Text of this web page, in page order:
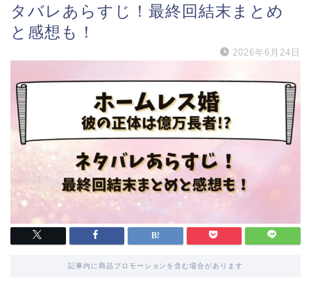
タバレあらすじ！最終回結末まとめ
と感想も！
2026年6月24日
記事内に商品プロモーションを含む場合があります